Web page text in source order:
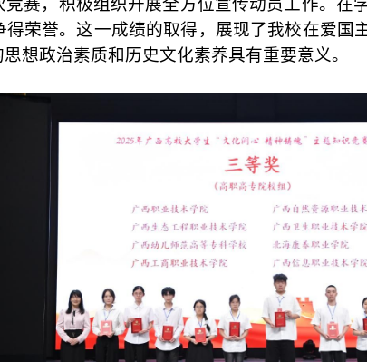
赛，积极组织开展全方位宣传动员工作。在
荣誉。这一成绩的取得，展现了我校在爱
想政治素质和历史文化素养具有重要意义。